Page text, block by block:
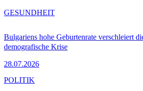
Bulgariens hohe Geburtenrate verschleiert
demografische Krise
28.07.2026
GESUNDHEIT
POLITIK